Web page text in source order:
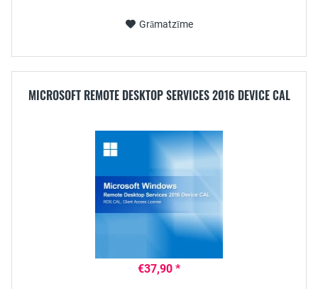
Grāmatzīme
MICROSOFT REMOTE DESKTOP SERVICES 2016 DEVICE CAL
€37,90 *